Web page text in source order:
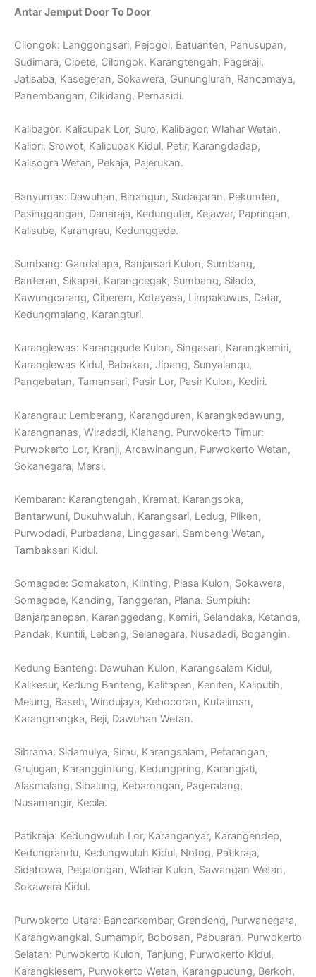
Antar Jemput Door To Door
Cilongok: Langgongsari, Pejogol, Batuanten, Panusupan,
Sudimara, Cipete, Cilongok, Karangtengah, Pageraji,
Jatisaba, Kasegeran, Sokawera, Gununglurah, Rancamaya,
Panembangan, Cikidang, Pernasidi.
Kalibagor: Kalicupak Lor, Suro, Kalibagor, Wlahar Wetan,
Kaliori, Srowot, Kalicupak Kidul, Petir, Karangdadap,
Kalisogra Wetan, Pekaja, Pajerukan.
Banyumas: Dawuhan, Binangun, Sudagaran, Pekunden,
Pasinggangan, Danaraja, Kedunguter, Kejawar, Papringan,
Kalisube, Karangrau, Kedunggede.
Sumbang: Gandatapa, Banjarsari Kulon, Sumbang,
Banteran, Sikapat, Karangcegak, Sumbang, Silado,
Kawungcarang, Ciberem, Kotayasa, Limpakuwus, Datar,
Kedungmalang, Karangturi.
Karanglewas: Karanggude Kulon, Singasari, Karangkemiri,
Karanglewas Kidul, Babakan, Jipang, Sunyalangu,
Pangebatan, Tamansari, Pasir Lor, Pasir Kulon, Kediri.
Karangrau: Lemberang, Karangduren, Karangkedawung,
Karangnanas, Wiradadi, Klahang. Purwokerto Timur:
Purwokerto Lor, Kranji, Arcawinangun, Purwokerto Wetan,
Sokanegara, Mersi.
Kembaran: Karangtengah, Kramat, Karangsoka,
Bantarwuni, Dukuhwaluh, Karangsari, Ledug, Pliken,
Purwodadi, Purbadana, Linggasari, Sambeng Wetan,
Tambaksari Kidul.
Somagede: Somakaton, Klinting, Piasa Kulon, Sokawera,
Somagede, Kanding, Tanggeran, Plana. Sumpiuh:
Banjarpanepen, Karanggedang, Kemiri, Selandaka, Ketanda,
Pandak, Kuntili, Lebeng, Selanegara, Nusadadi, Bogangin.
Kedung Banteng: Dawuhan Kulon, Karangsalam Kidul,
Kalikesur, Kedung Banteng, Kalitapen, Keniten, Kaliputih,
Melung, Baseh, Windujaya, Kebocoran, Kutaliman,
Karangnangka, Beji, Dawuhan Wetan.
Sibrama: Sidamulya, Sirau, Karangsalam, Petarangan,
Grujugan, Karanggintung, Kedungpring, Karangjati,
Alasmalang, Sibalung, Kebarongan, Pageralang,
Nusamangir, Kecila.
Patikraja: Kedungwuluh Lor, Karanganyar, Karangendep,
Kedungrandu, Kedungwuluh Kidul, Notog, Patikraja,
Sidabowa, Pegalongan, Wlahar Kulon, Sawangan Wetan,
Sokawera Kidul.
Purwokerto Utara: Bancarkembar, Grendeng, Purwanegara,
Karangwangkal, Sumampir, Bobosan, Pabuaran. Purwokerto
Selatan: Purwokerto Kulon, Tanjung, Purwokerto Kidul,
Karangklesem, Purwokerto Wetan, Karangpucung, Berkoh,